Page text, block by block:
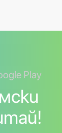
Play